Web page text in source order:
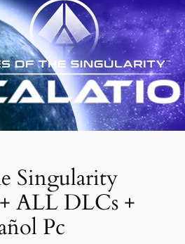
Singularity
ALL DLCs +
Pc